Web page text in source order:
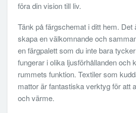
föra din vision till liv.
Tänk på färgschemat i ditt hem. Det
skapa en välkomnande och
en färgpalett som du inte bara
fungerar i olika ljusförhållanden och
rummets funktion. Textiler som
mattor är fantastiska verktyg för att
och värme.